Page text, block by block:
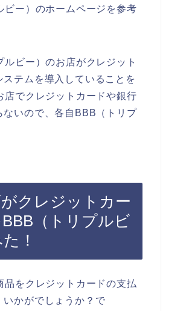
ー）のホームページを参考
ビー）のお店がクレジット
テムを導入していることを
でクレジットカードや銀行
いので、各自BBB（トリプ
クレジットカー
（トリプルビ
！
をクレジットカードの支払
かがでしょうか？で